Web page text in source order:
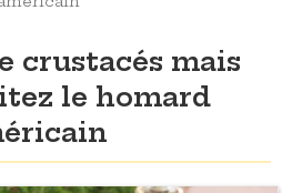
crustacés mais
le homard